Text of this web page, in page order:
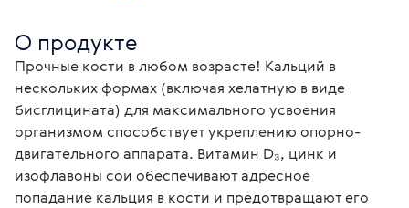
О продукте
Прочные кости в любом возрасте! Кальций в
нескольких формах (включая хелатную в виде
бисглицината) для максимального усвоения
организмом способствует укреплению опорно-
двигательного аппарата. Витамин D₃, цинк и
изофлавоны сои обеспечивают адресное
попадание кальция в кости и предотвращают его